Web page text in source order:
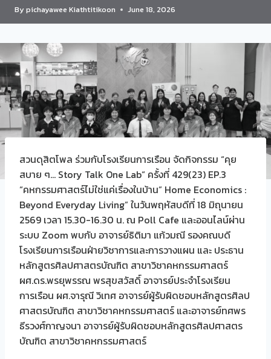
By pichayawee Kiathtitikoon June 18, 2026
สวนดุสิตโพล ร่วมกับโรงเรียนการเรือน จัดกิจกรรม “คุย
สบาย ๆ… Story Talk One Lab“ ครั้งที่ 429(23) EP.3
“คหกรรมศาสตร์ไม่ใช่แค่เรื่องในบ้าน” Home Economics :
Beyond Everyday Living” ในวันพฤหัสบดีที่ 18 มิถุนายน
2569 เวลา 15.30-16.30 น. ณ Poll Cafe และออนไลน์ผ่าน
ระบบ Zoom พบกับ อาจารย์ธิติมา แก้วมณี รองคณบดี
โรงเรียนการเรือนฝ่ายวิชาการและการวางแผน และ ประธาน
หลักสูตรศิลปศาสตรบัณฑิต สาขาวิชาคหกรรมศาสตร์
ผศ.ดร.พรยุพรรณ พรสุขสวัสดิ์ อาจารย์ประจำโรงเรียน
การเรือน ผศ.จารุณี วิเทศ อาจารย์ผู้รับผิดชอบหลักสูตรศิลป
ศาสตรบัณฑิต สาขาวิชาคหกรรมศาสตร์ และอาจารย์ทศพร
ธีรวงศ์กาญจนา อาจารย์ผู้รับผิดชอบหลักสูตรศิลปศาสตร
บัณฑิต สาขาวิชาคหกรรมศาสตร์